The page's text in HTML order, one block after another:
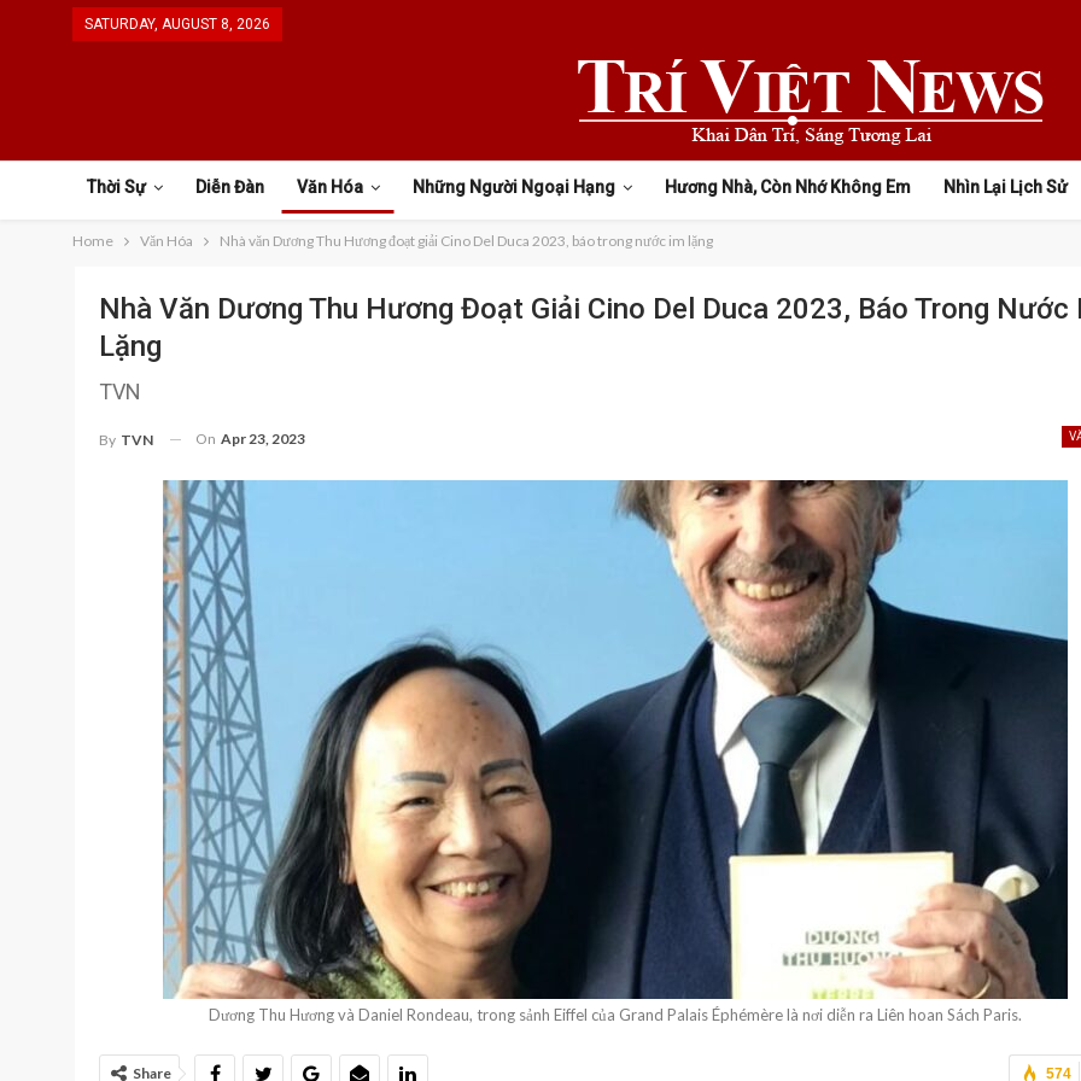
SATURDAY, AUGUST 8, 2026
Thời Sự Diễn Đàn Văn Hóa Những Người Ngoại Hạng Hương Nhà, Còn Nhớ Không Em Nhìn Lại Lịch Sử
Home Văn Hóa Nhà văn Dương Thu Hương đoạt giải Cino Del Duca 2023, báo trong nước im lặng
Nhà Văn Dương Thu Hương Đoạt Giải Cino Del Duca 2023, Báo Trong Nước
Lặng
TVN
By TVN On Apr 23, 2023
Dương Thu Hương và Daniel Rondeau, trong sảnh Eiffel của Grand Palais Éphémère là nơi diễn ra Liên hoan Sách Paris.
574
Share